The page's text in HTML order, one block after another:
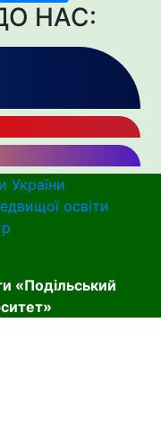
НАС:
України
освіти
«Подільський